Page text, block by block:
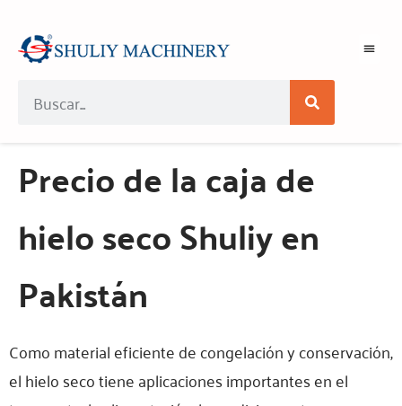
Precio de la caja de
hielo seco Shuliy en
Pakistán
Como material eficiente de congelación y conservación,
el hielo seco tiene aplicaciones importantes en el